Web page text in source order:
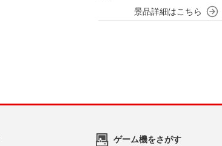
ゲーム機をさがす